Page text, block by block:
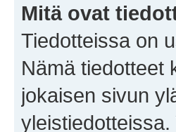
Mitä ovat
Tiedotteissa on
Nämä tiedotteet
jokaisen sivun